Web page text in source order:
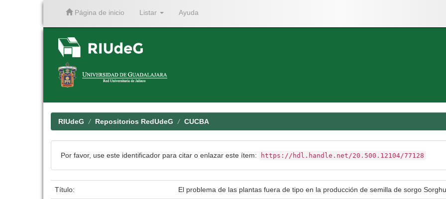
Página de inicio Listar Ayuda
RIUdeG Repositorios RedUdeG CUCBA
Por favor, use este identificador para citar o enlazar este ítem: https://hdl.handle.net/20.500.12104/77128
Título: El problema de las plantas fuera de tipo en la producción de semilla de sorgo